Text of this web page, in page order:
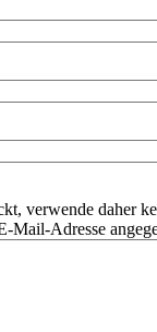
verwende daher
Mail-Adresse